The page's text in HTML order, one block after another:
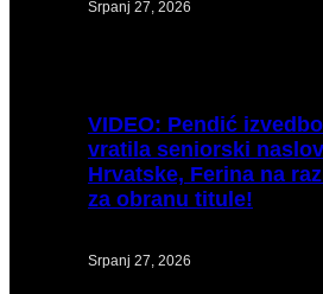
Srpanj 27, 2026
VIDEO: Pendić
vratila seniorski
Hrvatske, Ferina na
za obranu titule!
Srpanj 27, 2026